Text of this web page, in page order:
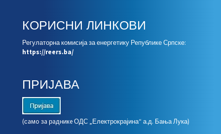
КОРИСНИ ЛИНКОВИ
Регулаторна комисија за енергетику Републике Српске:
https://reers.ba/
ПРИЈАВА
(сaмo зa рaдникe ОДС „Електрокрајина“ а.д. Бања Лука)